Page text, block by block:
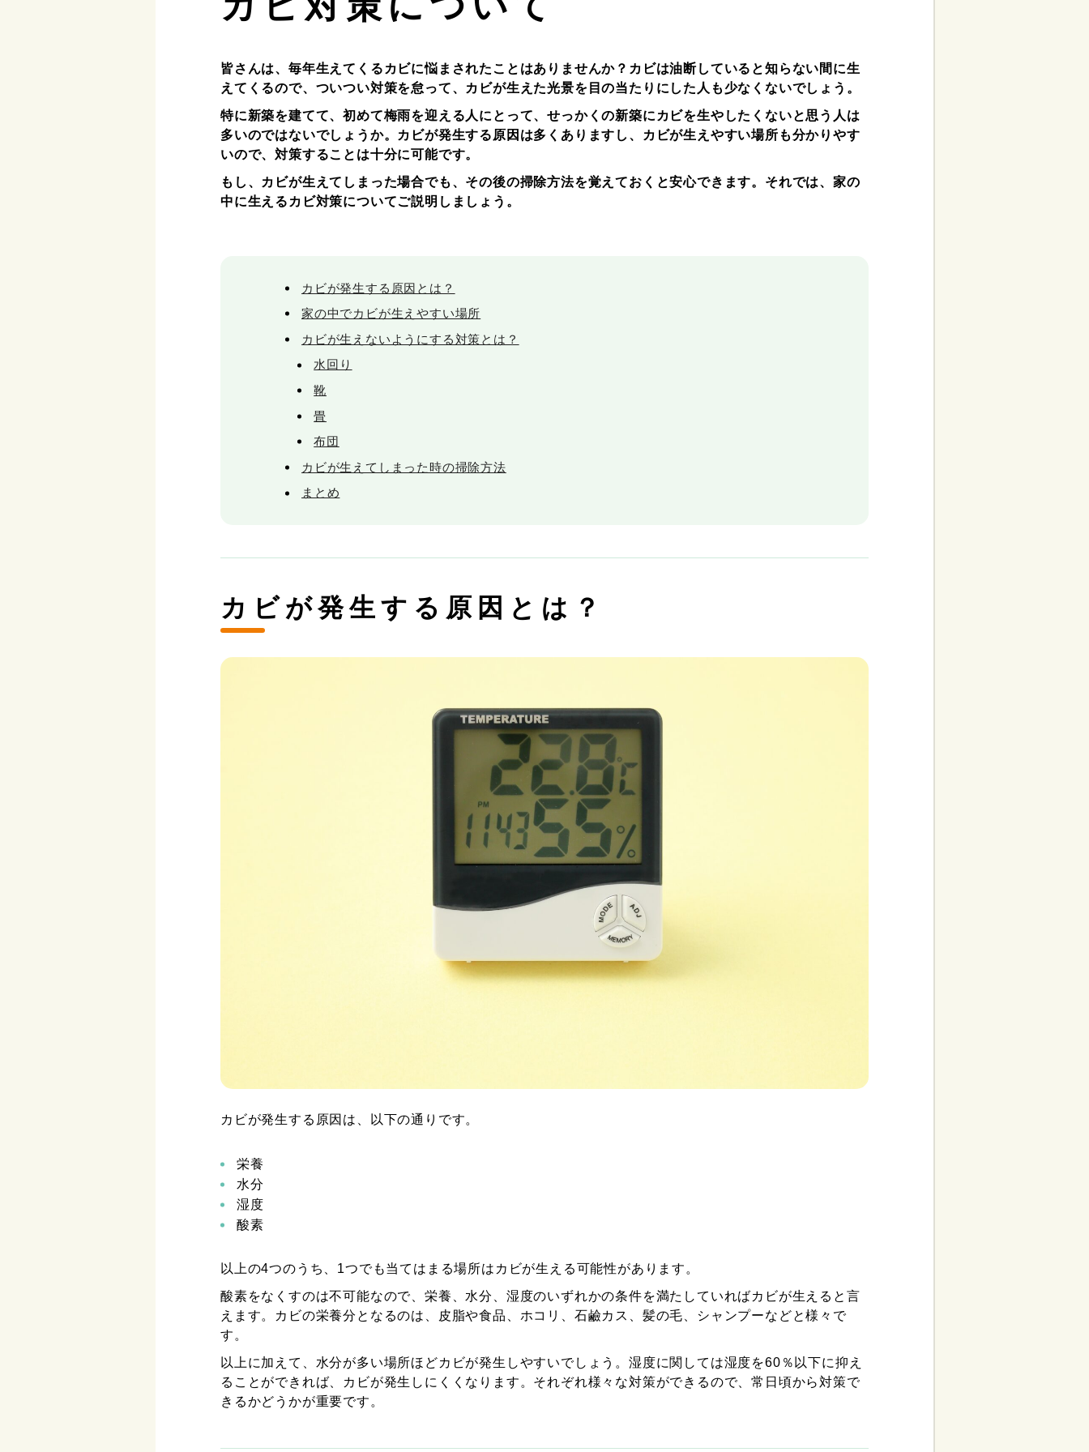
皆さんは、毎年生えてくるカビに悩まされたことはありませんか？カビは油断していると知らない間に生
えてくるので、ついつい対策を怠って、カビが生えた光景を目の当たりにした人も少なくないでしょう。
特に新築を建てて、初めて梅雨を迎える人にとって、せっかくの新築にカビを生やしたくないと思う人は
多いのではないでしょうか。カビが発生する原因は多くありますし、カビが生えやすい場所も分かりやす
いので、対策することは十分に可能です。
もし、カビが生えてしまった場合でも、その後の掃除方法を覚えておくと安心できます。それでは、家の
中に生えるカビ対策についてご説明しましょう。
カビが発生する原因とは？
家の中でカビが生えやすい場所
カビが生えないようにする対策とは？
水回り
靴
畳
布団
カビが生えてしまった時の掃除方法
まとめ
カビが発生する原因とは？
カビが発生する原因は、以下の通りです。
栄養
水分
湿度
酸素
以上の4つのうち、1つでも当てはまる場所はカビが生える可能性があります。
酸素をなくすのは不可能なので、栄養、水分、湿度のいずれかの条件を満たしていればカビが生えると言
えます。カビの栄養分となるのは、皮脂や食品、ホコリ、石鹼カス、髪の毛、シャンプーなどと様々で
す。
以上に加えて、水分が多い場所ほどカビが発生しやすいでしょう。湿度に関しては湿度を60％以下に抑え
ることができれば、カビが発生しにくくなります。それぞれ様々な対策ができるので、常日頃から対策で
きるかどうかが重要です。